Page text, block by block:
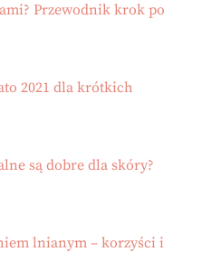
Przewodnik krok po
2021 dla krótkich
są dobre dla skóry?
lnianym – korzyści i